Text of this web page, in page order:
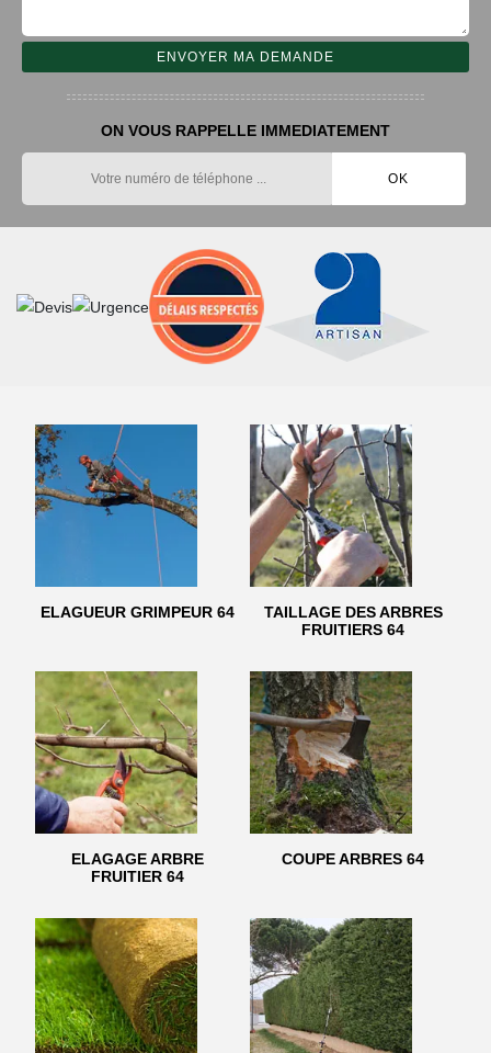
ON VOUS RAPPELLE IMMEDIATEMENT
ELAGUEUR GRIMPEUR 64
TAILLAGE DES ARBRES
FRUITIERS 64
ELAGAGE ARBRE
FRUITIER 64
COUPE ARBRES 64